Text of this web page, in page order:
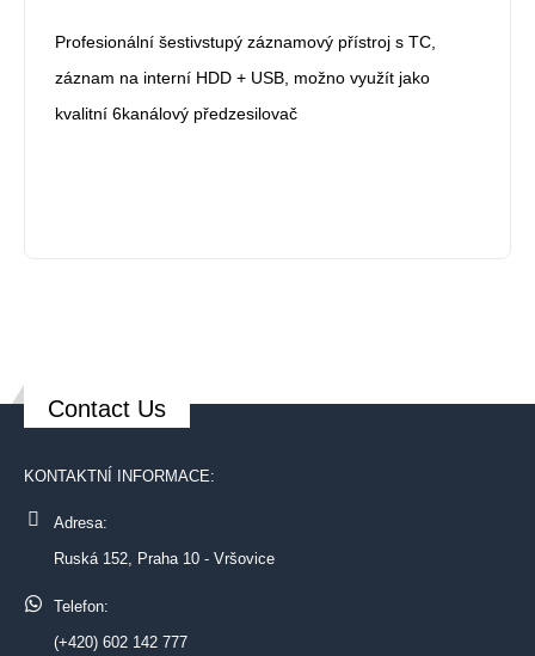
Profesionální šestivstupý záznamový přístroj s TC,
záznam na interní HDD + USB, možno využít jako
kvalitní 6kanálový předzesilovač
Contact Us
KONTAKTNÍ INFORMACE:
Adresa:
Ruská 152, Praha 10 - Vršovice
Telefon:
(+420) 602 142 777